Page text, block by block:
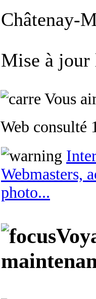
Châtenay-
Mise à jour
Vous
Web consulté
Webmasters,
photo...